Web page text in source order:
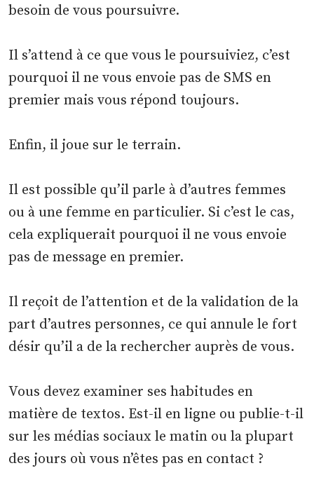
besoin de vous poursuivre.
Il s’attend à ce que vous le poursuiviez, c’est
pourquoi il ne vous envoie pas de SMS en
premier mais vous répond toujours.
Enfin, il joue sur le terrain.
Il est possible qu’il parle à d’autres femmes
ou à une femme en particulier. Si c’est le cas,
cela expliquerait pourquoi il ne vous envoie
pas de message en premier.
Il reçoit de l’attention et de la validation de la
part d’autres personnes, ce qui annule le fort
désir qu’il a de la rechercher auprès de vous.
Vous devez examiner ses habitudes en
matière de textos. Est-il en ligne ou publie-t-il
sur les médias sociaux le matin ou la plupart
des jours où vous n’êtes pas en contact ?